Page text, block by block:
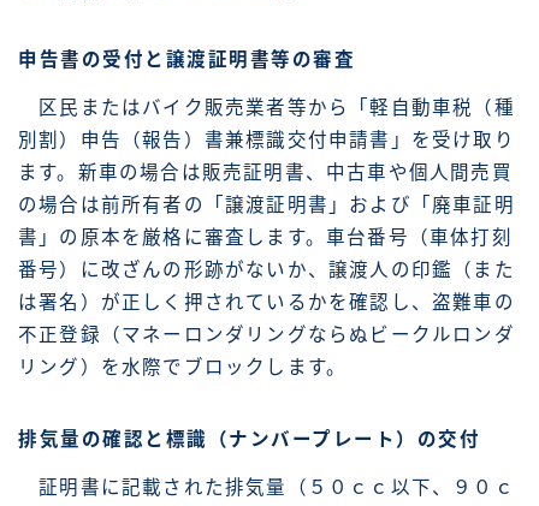
申告書の受付と譲渡証明書等の審査
区民またはバイク販売業者等から「軽自動車税（種
別割）申告（報告）書兼標識交付申請書」を受け取り
ます。新車の場合は販売証明書、中古車や個人間売買
の場合は前所有者の「譲渡証明書」および「廃車証明
書」の原本を厳格に審査します。車台番号（車体打刻
番号）に改ざんの形跡がないか、譲渡人の印鑑（また
は署名）が正しく押されているかを確認し、盗難車の
不正登録（マネーロンダリングならぬビークルロンダ
リング）を水際でブロックします。
排気量の確認と標識（ナンバープレート）の交付
証明書に記載された排気量（５０ｃｃ以下、９０ｃ